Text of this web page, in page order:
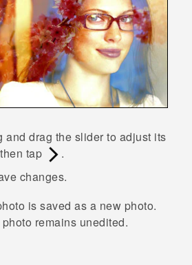
and drag the slider to adjust its
tap
.
changes.
is saved as a new photo.
remains unedited.